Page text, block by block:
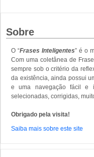
Sobre
O “Frases Inteligentes” é o
Com uma coletânea de
sempre sob o critério da
da existência, ainda possui
e uma navegação fácil e
selecionadas, corrigidas,
Obrigado pela visita!
Saiba mais sobre este site